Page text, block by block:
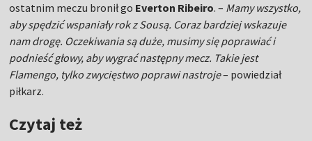
ostatnim meczu bronił go Everton Ribeiro. – Mamy wszystko,
aby spędzić wspaniały rok z Sousą. Coraz bardziej wskazuje
nam drogę. Oczekiwania są duże, musimy się poprawiać i
podnieść głowy, aby wygrać następny mecz. Takie jest
Flamengo, tylko zwycięstwo poprawi nastroje– powiedział
piłkarz.
Czytaj też